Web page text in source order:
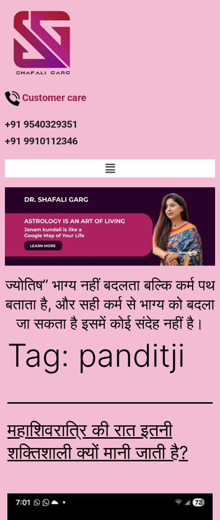
Customer care
+91 9540329351
+91 9910112346
ज्योतिष” भाग्य नहीं बदलता बल्कि कर्म पथ
बताता है, और सही कर्म से भाग्य को बदला
जा सकता है इसमें कोई संदेह नहीं है।
Tag: panditji
महाशिवरात्रि की रात इतनी
शक्तिशाली क्यों मानी जाती है?